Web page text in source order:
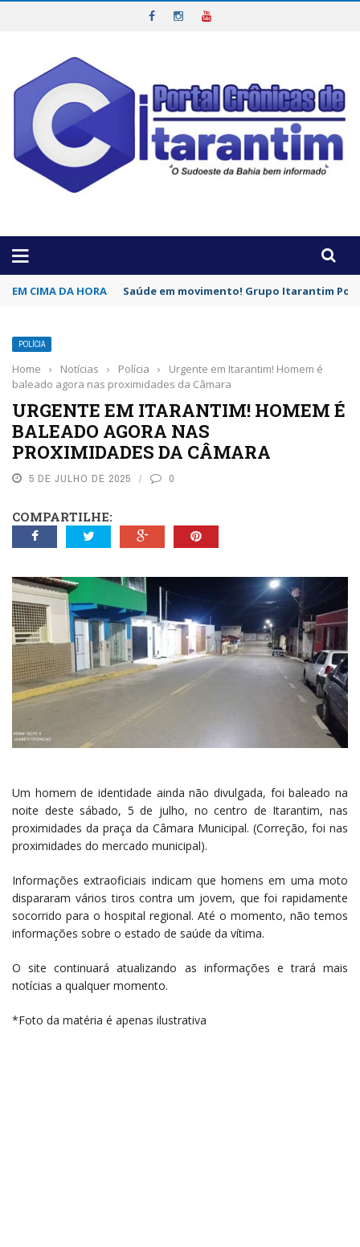
EM CIMA DA HORA Saúde em movimento! Grupo Itarantim
POLÍCIA
Home › Notícias › Polícia ›
Urgente em Itarantim! Homem é
baleado agora nas proximidades da Câmara
URGENTE EM ITARANTIM! HOMEM É
BALEADO AGORA NAS
PROXIMIDADES DA CÂMARA
5 DE JULHO DE 2025 0
COMPARTILHE:
Um homem de identidade ainda não divulgada, foi baleado na
noite deste sábado, 5 de julho, no centro de Itarantim, nas
proximidades da praça da Câmara Municipal. (Correção, foi nas
proximidades do mercado municipal).
Informações extraoficiais indicam que homens em uma moto
dispararam vários tiros contra um jovem, que foi rapidamente
socorrido para o hospital regional. Até o momento, não temos
informações sobre o estado de saúde da vítima.
O site continuará atualizando as informações e trará mais
notícias a qualquer momento.
*Foto da matéria é apenas ilustrativa